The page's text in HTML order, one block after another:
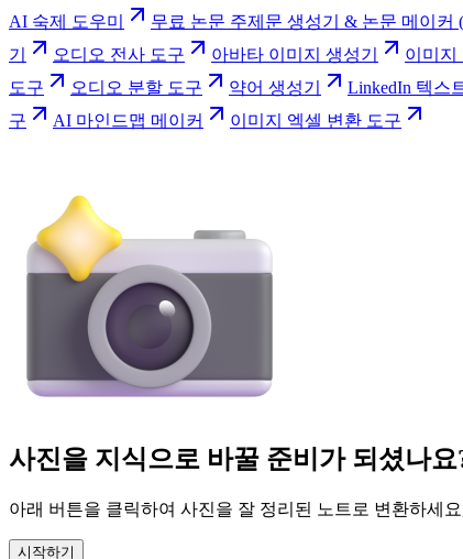
AI 숙제 도우미
무료 논문 주제문 생성기 & 논문 메이커
기
오디오 전사 도구 아바타 이미지 생성기 이미지
도구
오디오 분할 도구 약어 생성기 LinkedIn 텍스
구
AI 마인드맵 메이커 이미지 엑셀 변환 도구
사진을 지식으로 바꿀 준비가 되셨나요
아래 버튼을 클릭하여 사진을 잘 정리된 노트로 변환하세
시작하기